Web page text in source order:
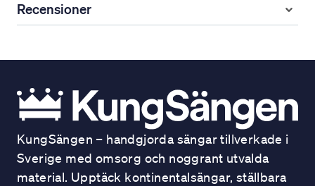
Recensioner
KungSängen – handgjorda sängar tillverkade i
Sverige med omsorg och noggrant utvalda
material. Upptäck kontinentalsängar, ställbara